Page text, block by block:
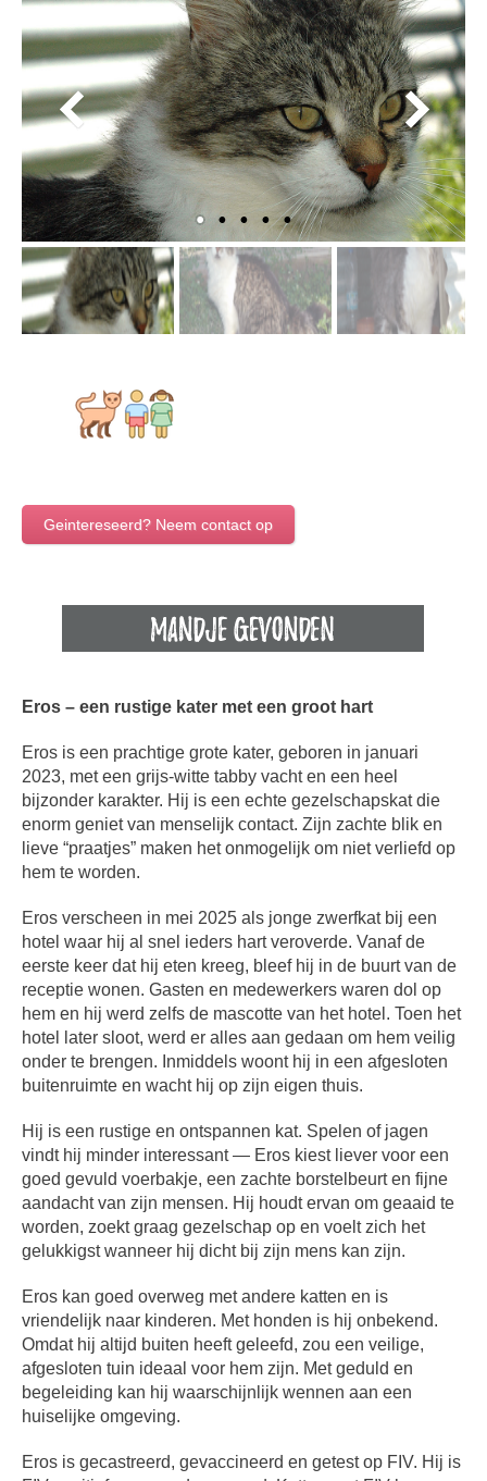
Geintereseerd? Neem contact op
Eros – een rustige kater met een groot hart
Eros is een prachtige grote kater, geboren in januari
2023, met een grijs-witte tabby vacht en een heel
bijzonder karakter. Hij is een echte gezelschapskat die
enorm geniet van menselijk contact. Zijn zachte blik en
lieve “praatjes” maken het onmogelijk om niet verliefd op
hem te worden.
Eros verscheen in mei 2025 als jonge zwerfkat bij een
hotel waar hij al snel ieders hart veroverde. Vanaf de
eerste keer dat hij eten kreeg, bleef hij in de buurt van de
receptie wonen. Gasten en medewerkers waren dol op
hem en hij werd zelfs de mascotte van het hotel. Toen het
hotel later sloot, werd er alles aan gedaan om hem veilig
onder te brengen. Inmiddels woont hij in een afgesloten
buitenruimte en wacht hij op zijn eigen thuis.
Hij is een rustige en ontspannen kat. Spelen of jagen
vindt hij minder interessant — Eros kiest liever voor een
goed gevuld voerbakje, een zachte borstelbeurt en fijne
aandacht van zijn mensen. Hij houdt ervan om geaaid te
worden, zoekt graag gezelschap op en voelt zich het
gelukkigst wanneer hij dicht bij zijn mens kan zijn.
Eros kan goed overweg met andere katten en is
vriendelijk naar kinderen. Met honden is hij onbekend.
Omdat hij altijd buiten heeft geleefd, zou een veilige,
afgesloten tuin ideaal voor hem zijn. Met geduld en
begeleiding kan hij waarschijnlijk wennen aan een
huiselijke omgeving.
Eros is gecastreerd, gevaccineerd en getest op FIV. Hij is